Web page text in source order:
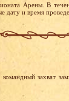
Арены. В
дату и время
захват